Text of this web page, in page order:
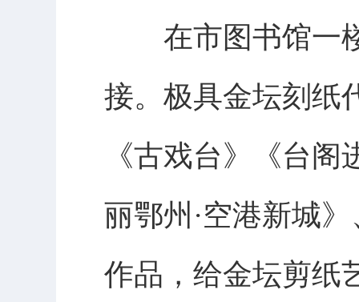
在市图书馆一楼
接。极具金坛刻纸
《古戏台》《台
丽鄂州·空港新城
作品，给金坛剪纸